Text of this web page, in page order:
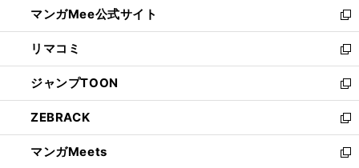
く
ド
ウ
で
開
く
ィ
ン
ド
ウ
で
開
く
い
ウ
ィ
ン
ド
ウ
で
開
く
マンガMee公式サイト
新
し
い
ウ
ィ
ン
ド
ウ
で
リマコミ
新
し
い
ウ
ィ
ン
ド
ジャンプTOON
新
し
い
ウ
ィ
ZEBRACK
新
し
い
マンガMeets
新